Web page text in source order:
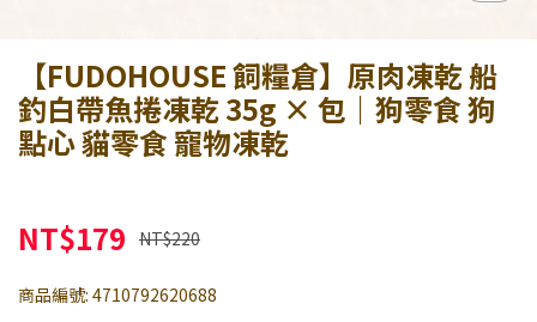
【FUDOHOUSE 飼糧倉】原肉凍乾 船
釣白帶魚捲凍乾 35g × 包｜狗零食 狗
點心 貓零食 寵物凍乾
NT$179 NT$220
商品編號: 4710792620688